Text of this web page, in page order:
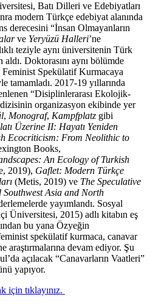
Batı Dilleri ve Edebiyatları
modern Türkçe edebiyat alanında
derecesini “İnsan Olmayanların
ve Yeryüzü Halleri’ne
teziyle aynı üniversitenin Türk
Doktorasını aynı bölümde
Spekülatif Kurmacaya
tamamladı. 2017-19 yıllarında
“Disiplinlerarası Ekolojik-
organizasyon ekibinde yer
, Monograf, Kampfplatz gibi
Üzerine II: Hayatı Yeniden
Ecocriticism: From Neolithic to
Books,
An Ecology of Turkish
2019), Gaflet: Modern Türkçe
(Metis, 2019) ve The Speculative
Southwest Asia and North
yayımlandı. Sosyal
Üniversitesi, 2015) adlı kitabın eş
bu yana Özyeğin
spekülatif kurmaca, canavar
araştırmalarına devam ediyor. Şu
açılacak “Canavarların Vaatleri”
yapıyor.
için tıklayınız.